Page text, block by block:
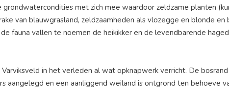
met zich mee waardoor zeldzame planten
van blauwgrasland, zeldzaamheden als vlozegge en blonde
fauna vallen te noemen de heikikker en de levendbarende
in het verleden al wat opknapwerk verricht. De
en een aanliggend weiland is ontgrond ten behoeve